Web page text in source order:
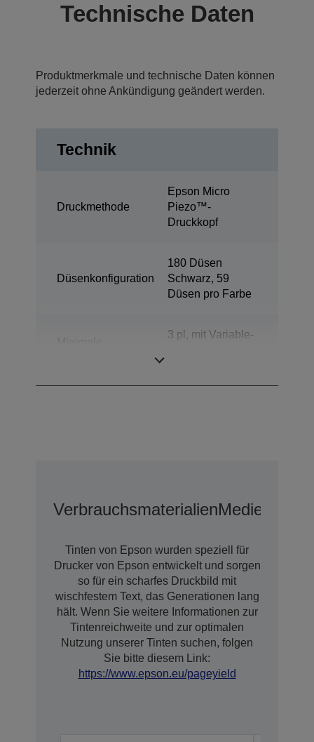
Technische Daten
Produktmerkmale und technische Daten können
jederzeit ohne Ankündigung geändert werden.
Technik
Druckmethode
Epson Micro
Piezo™-
Druckkopf
Düsenkonfiguration
180 Düsen
Schwarz, 59
Düsen pro Farbe
3 pl, mit Variable-
VerbrauchsmaterialienMedien
Tinten von Epson wurden speziell für
Drucker von Epson entwickelt und sorgen
so für ein scharfes Druckbild mit
wischfestem Text, das Generationen lang
hält. Wenn Sie weitere Informationen zur
Tintenreichweite und zur optimalen
Nutzung unserer Tinten suchen, folgen
Sie bitte diesem Link:
https://www.epson.eu/pageyield